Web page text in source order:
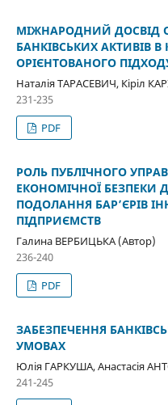
МІЖНАРОДНИЙ ДОСВІД
БАНКІВСЬКИХ АКТИВІВ
ОРІЄНТОВАНОГО
Наталія ТАРАСЕВИЧ, Кіріл
231-235
PDF
РОЛЬ ПУБЛІЧНОГО
ЕКОНОМІЧНОЇ
ПОДОЛАННЯ БАР’ЄРІВ
ПІДПРИЄМСТВ
Галина ВЕРБИЦЬКА (Автор)
236-240
PDF
ЗАБЕЗПЕЧЕННЯ
УМОВАХ
Юлія ГАРКУША, Анастасія
241-245